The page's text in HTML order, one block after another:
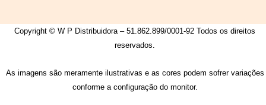
Copyright © W P Distribuidora – 51.862.899/0001-92 Todos os direitos
reservados.
As imagens são meramente ilustrativas e as cores podem sofrer variações
conforme a configuração do monitor.